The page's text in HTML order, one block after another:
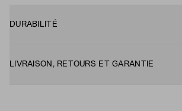
DURABILITÉ
LIVRAISON, RETOURS ET GARANTIE